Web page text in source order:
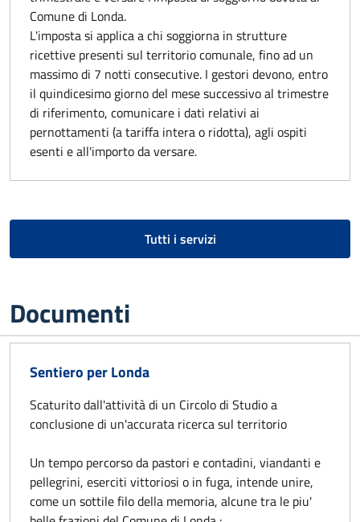
Comune di Londa.
L'imposta si applica a chi soggiorna in strutture
ricettive presenti sul territorio comunale, fino ad un
massimo di 7 notti consecutive. I gestori devono, entro
il quindicesimo giorno del mese successivo al trimestre
di riferimento, comunicare i dati relativi ai
pernottamenti (a tariffa intera o ridotta), agli ospiti
esenti e all'importo da versare.
Tutti i servizi
Documenti
Sentiero per Londa
Scaturito dall'attività di un Circolo di Studio a
conclusione di un'accurata ricerca sul territorio
Un tempo percorso da pastori e contadini, viandanti e
pellegrini, eserciti vittoriosi o in fuga, intende unire,
come un sottile filo della memoria, alcune tra le piu'